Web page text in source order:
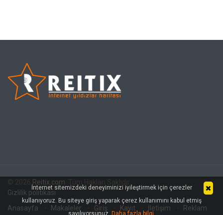
Reitix.com
Gizlilik politikası
Anasayfa
Makaleler Giriş Kayıt İletişim Reklam
İnternet sitemizdeki deneyiminizi iyileştirmek için çerezler
kullanıyoruz. Bu siteye giriş yaparak çerez kullanımını kabul etmiş
sayılıyorsunuz.
Daha fazla bilgi